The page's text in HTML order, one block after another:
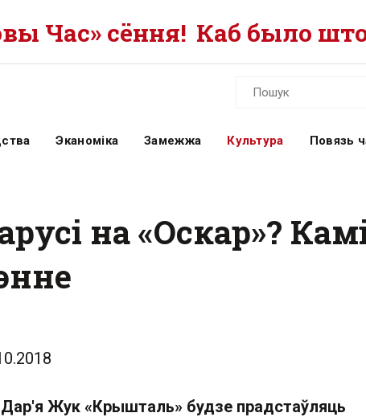
Час» сёння! Каб было
Эканоміка Замежжа Культура Повязь
на «Оскар»?
Жук «Крышталь» будзе прадстаўляць